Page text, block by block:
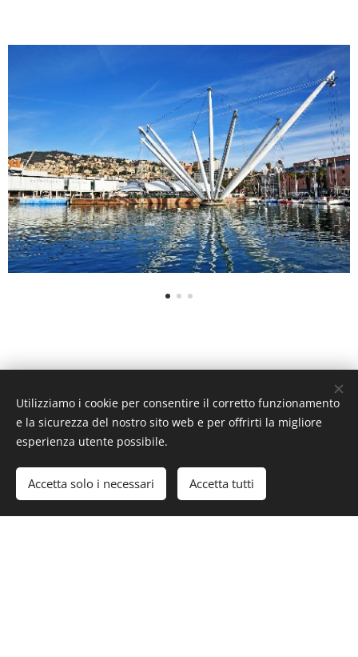
Tutto quello che
devi vedere a
Genova
Utilizziamo i cookie per consentire il corretto funzionamento
e la sicurezza del nostro sito web e per offrirti la migliore
esperienza utente possibile.
Accetta solo i necessari Accetta tutti